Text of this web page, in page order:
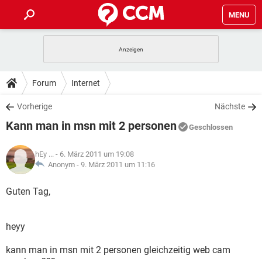
MENU
ANDROID
WINDOWS 10
WHATSAPP TIKTOK
FACEBOOK
TIPPS & TRICKS
SPIELE
WHATSAPP
FACEBOOK
DOWNLOADS
SPIELE STREAMING
ANDROID
WINDOWS 10 INSTAGRAM
WHATSAPP
SPIELE
ANDROID
WINDOWS 10
LEXIKON
SPIELE
WINDOWS 10
TIKTOK
Forum Internet
Vorherige Nächste
Kann man in msn mit 2 personen Geschlossen
hEy ... - 6. März 2011 um 19:08
Anonym - 9. März 2011 um 11:16
Guten Tag,
heyy
kann man in msn mit 2 personen gleichzeitig web cam